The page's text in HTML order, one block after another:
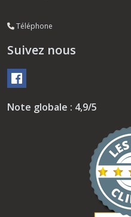
Téléphone
Suivez nous
Note globale : 4,9/5